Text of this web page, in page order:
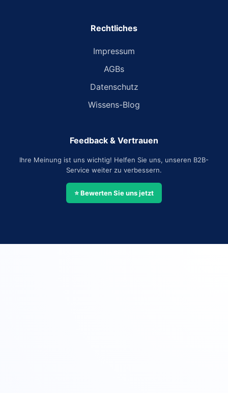
Rechtliches
Impressum
AGBs
Datenschutz
Wissens-Blog
Feedback & Vertrauen
Ihre Meinung ist uns wichtig! Helfen Sie uns, unseren B2B-
Service weiter zu verbessern.
⭐ Bewerten Sie uns jetzt